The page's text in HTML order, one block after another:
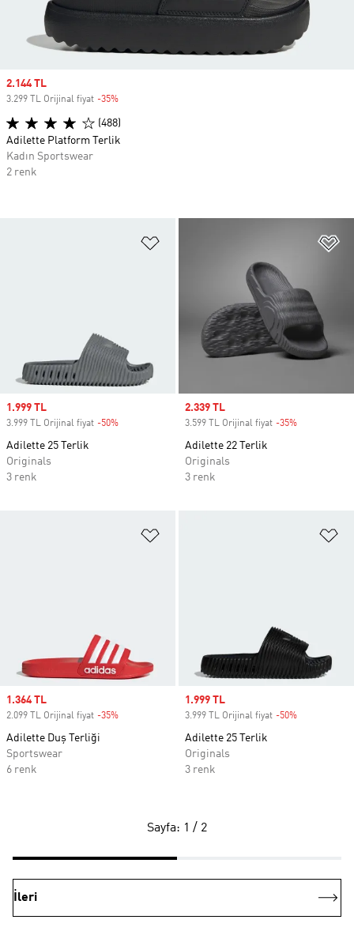
Sale price
1.999 TL
3.999 TL Orijinal fiyat -50%
Adilette 25 Terlik
Originals
3 renk
Sale price
2.339 TL
3.599 TL Orijinal fiyat -35%
Adilette 22 Terlik
Originals
3 renk
Sale price
1.364 TL
2.099 TL Orijinal fiyat -35%
Adilette Duş Terliği
Sportswear
6 renk
Sale price
1.999 TL
3.999 TL Orijinal fiyat -50%
Adilette 25 Terlik
Originals
3 renk
Sale price
2.144 TL
3.299 TL Orijinal fiyat -35%
(488)
Adilette Platform Terlik
Kadın Sportswear
2 renk
Sayfa: 1 / 2
İleri